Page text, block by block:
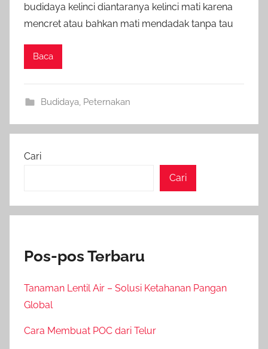
budidaya kelinci diantaranya kelinci mati karena
mencret atau bahkan mati mendadak tanpa tau
Baca
Budidaya Peternakan
Cari
Cari
Pos-pos Terbaru
Tanaman Lentil Air – Solusi Ketahanan Pangan
Global
Cara Membuat POC dari Telur